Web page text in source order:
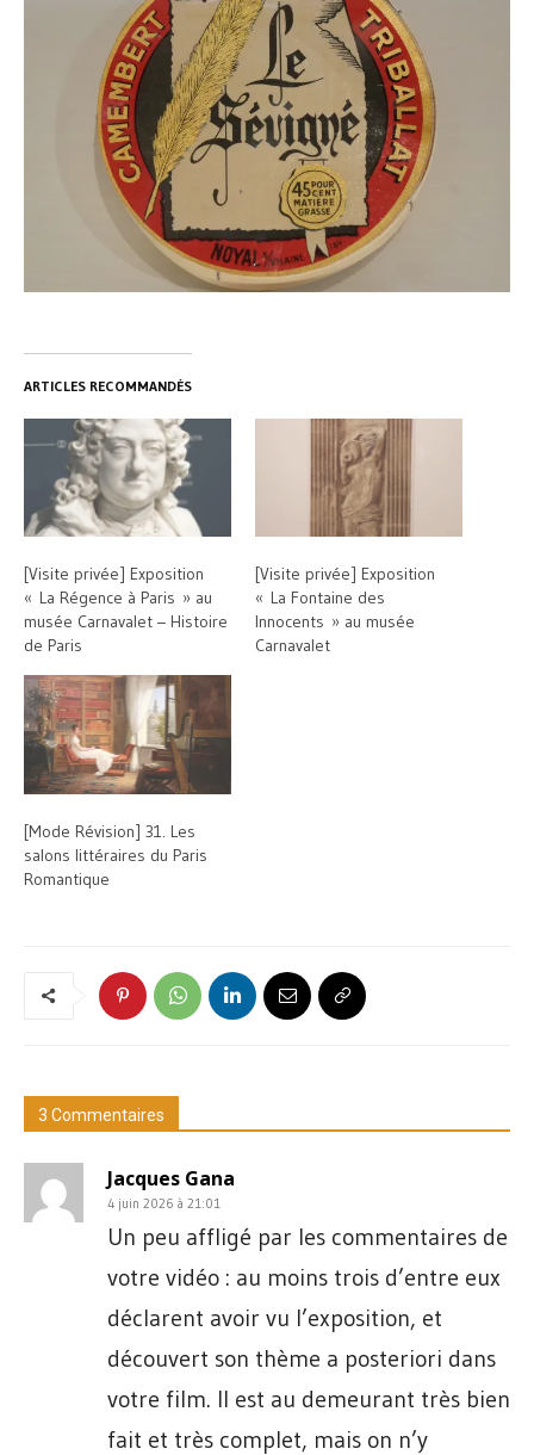
ARTICLES RECOMMANDÉS
[Visite privée] Exposition
« La Régence à Paris » au
musée Carnavalet – Histoire
de Paris
[Visite privée] Exposition
« La Fontaine des
Innocents » au musée
Carnavalet
[Mode Révision] 31. Les
salons littéraires du Paris
Romantique
3 Commentaires
Jacques Gana
4 juin 2026 à 21:01
Un peu affligé par les commentaires de
votre vidéo : au moins trois d’entre eux
déclarent avoir vu l’exposition, et
découvert son thème a posteriori dans
votre film. Il est au demeurant très bien
fait et très complet, mais on n’y